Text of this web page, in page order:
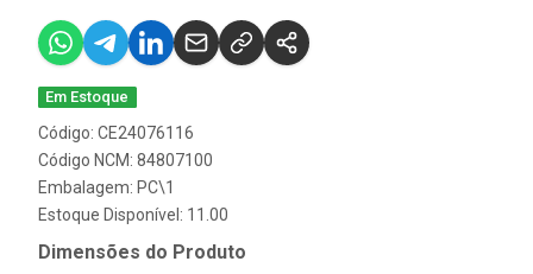
Em Estoque
Código: CE24076116
Código NCM: 84807100
Embalagem: PC\1
Estoque Disponível: 11.00
Dimensões do Produto